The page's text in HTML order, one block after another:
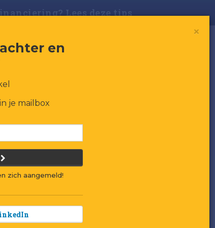
Lees deze tips
×
en
je mailbox
zich aangemeld!